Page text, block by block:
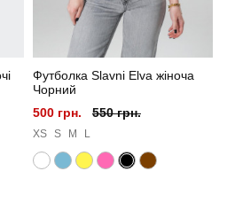
95% бавовна, 5% еластан
Футболка Slavni Elva жіноча
Чорний
500 грн.
550 грн.
XS S M L